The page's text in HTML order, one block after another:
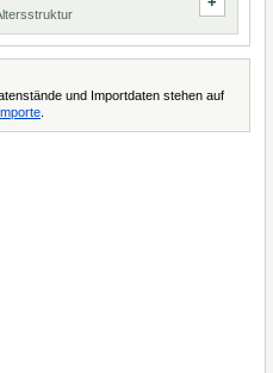
und Importdaten stehen auf